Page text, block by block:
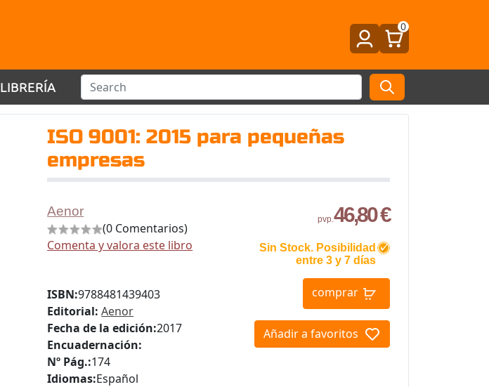
0
LIBRERÍA
ISO 9001: 2015 para pequeñas
empresas
Aenor
(0 Comentarios)
Comenta y valora este libro
pvp. 46,80 €
Sin Stock. Posibilidad
entre 3 y 7 días
comprar
Añadir a favoritos
ISBN:9788481439403
Editorial: Aenor
Fecha de la edición:2017
Encuadernación:
Nº Pág.:174
Idiomas:Español